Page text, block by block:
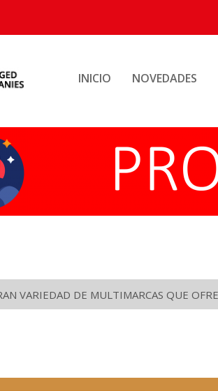
INICIO NOVEDADES
VARIEDAD DE MULTIMARCAS QUE